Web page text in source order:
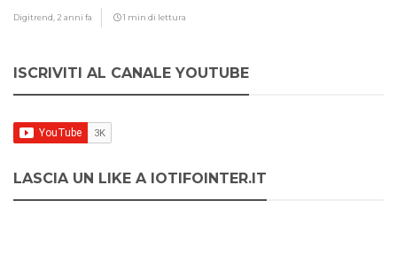
Digitrend, 2 anni fa 1 min di lettura
ISCRIVITI AL CANALE YOUTUBE
LASCIA UN LIKE A IOTIFOINTER.IT